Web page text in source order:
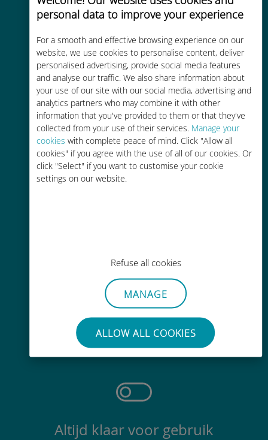
personal data to improve your experience
For a smooth and effective browsing experience on our
website, we use cookies to personalise content, deliver
personalised advertising, provide social media features
and analyse our traffic. We also share information about
your use of our site with our social media, advertising and
analytics partners who may combine it with other
information that you've provided to them or that they've
collected from your use of their services. Manage your
cookies with complete peace of mind. Click "Allow all
cookies" if you agree with the use of all of our cookies. Or
click "Select" if you want to customise your cookie
settings on our website.
Refuse all cookies
MANAGE
ALLOW ALL COOKIES
Kosteneffectief
Tot 90% goedkoper dan
roamingkosten bij je huidige
provider
Moeiteloos
Je hoeft je bestaande simkaart niet
te verwijderen
Altijd klaar voor gebruik